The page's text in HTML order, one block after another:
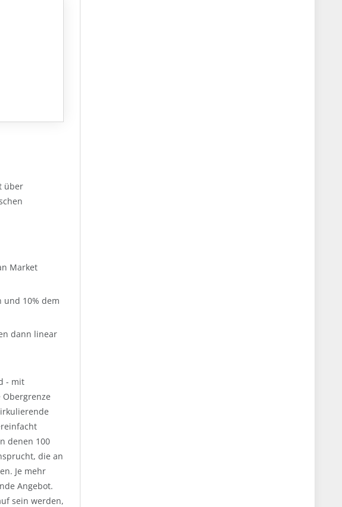
über
Market
und 10% dem
dann linear
- mit
denen 100
die an
Je mehr
Angebot.
sein werden,